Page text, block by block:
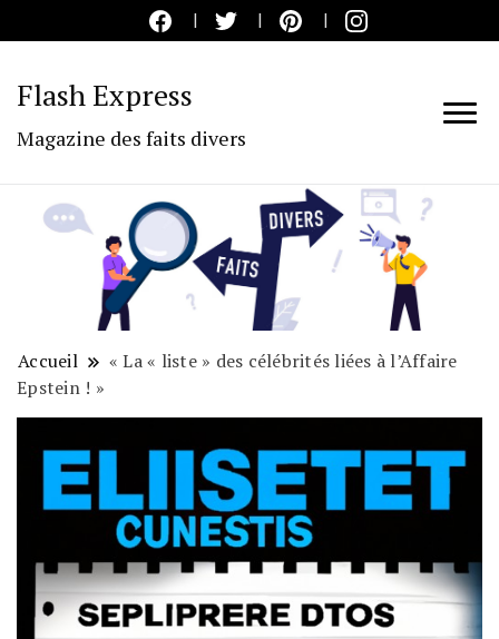
Flash Express
Magazine des faits divers
Accueil
« La « liste » des célébrités liées à l’Affaire
Epstein ! »